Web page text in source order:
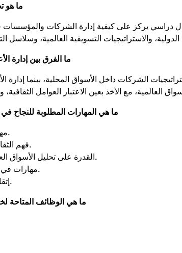
1. ما
دراسي يركز على كيفية إدارة الشركات والمؤسسات
2. ما الفرق بين إدارة
الشركات داخل الأسواق المحلية، بينما إدارة
3. ما هي المهارات المطلوبة للنجاح
مهارات التفاوض والتواصل الفعّال.
فهم الثقافات والعادات التجارية المختلفة.
القدرة على تحليل الأسواق العالمية واتخاذ قرارات استراتيجية.
مهارات في الإدارة المالية والتسويق الدولي.
إتقان لغات أجنبية يعد ميزة إضافية.
4. ما هي الوظائف المتاحة